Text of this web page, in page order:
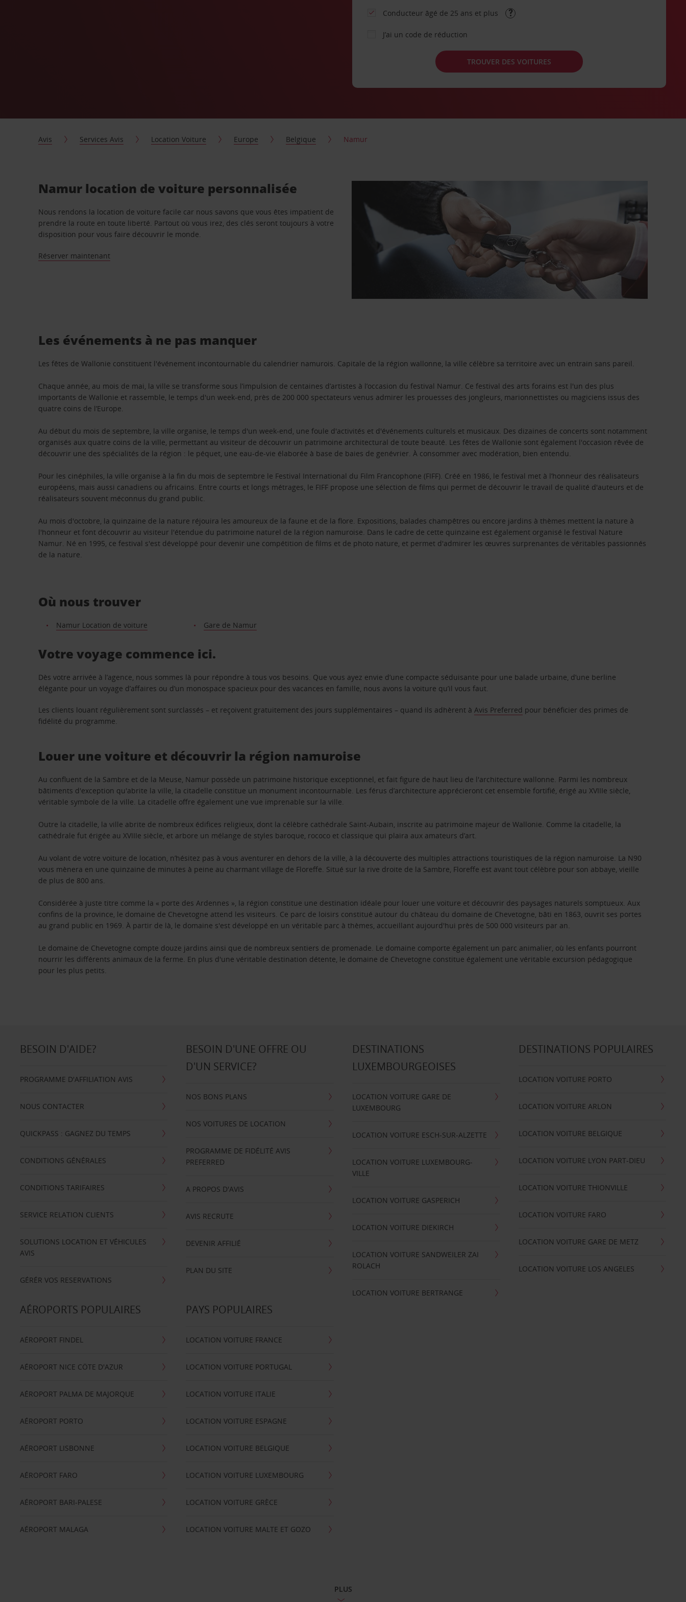
Conducteur âgé de 25 ans et plus
J’ai un code de réduction
TROUVER DES VOITURES
Avis Services Avis Location Voiture Europe Belgique Namur
Namur location de voiture personnalisée
Nous rendons la location de voiture facile car nous savons que vous êtes impatient de
prendre la route en toute liberté. Partout où vous irez, des clés seront toujours à votre
disposition pour vous faire découvrir le monde.
Réserver maintenant
Les événements à ne pas manquer
Les fêtes de Wallonie constituent l'événement incontournable du calendrier namurois. Capitale de la région wallonne, la ville célèbre sa territoire avec un entrain sans pareil.
Chaque année, au mois de mai, la ville se transforme sous l’impulsion de centaines d’artistes à l’occasion du festival Namur. Ce festival des arts forains est l'un des plus
importants de Wallonie et rassemble, le temps d'un week-end, près de 200 000 spectateurs venus admirer les prouesses des jongleurs, marionnettistes ou magiciens issus des
quatre coins de l’Europe.
Au début du mois de septembre, la ville organise, le temps d'un week-end, une foule d'activités et d'événements culturels et musicaux. Des dizaines de concerts sont notamment
organisés aux quatre coins de la ville, permettant au visiteur de découvrir un patrimoine architectural de toute beauté. Les fêtes de Wallonie sont également l'occasion rêvée de
découvrir une des spécialités de la région : le péquet, une eau-de-vie élaborée à base de baies de genévrier. À consommer avec modération, bien entendu.
Pour les cinéphiles, la ville organise à la fin du mois de septembre le Festival International du Film Francophone (FIFF). Créé en 1986, le festival met à l’honneur des réalisateurs
européens, mais aussi canadiens ou africains. Entre courts et longs métrages, le FIFF propose une sélection de films qui permet de découvrir le travail de qualité d'auteurs et de
réalisateurs souvent méconnus du grand public.
Au mois d'octobre, la quinzaine de la nature réjouira les amoureux de la faune et de la flore. Expositions, balades champêtres ou encore jardins à thèmes mettent la nature à
l'honneur et font découvrir au visiteur l'étendue du patrimoine naturel de la région namuroise. Dans le cadre de cette quinzaine est également organisé le festival Nature
Namur. Né en 1995, ce festival s'est développé pour devenir une compétition de films et de photo nature, et permet d'admirer les œuvres surprenantes de véritables passionnés
de la nature.
Où nous trouver
Namur Location de voiture Gare de Namur
Votre voyage commence ici.
Dès votre arrivée à l’agence, nous sommes là pour répondre à tous vos besoins. Que vous ayez envie d’une compacte séduisante pour une balade urbaine, d’une berline
élégante pour un voyage d’affaires ou d’un monospace spacieux pour des vacances en famille, nous avons la voiture qu’il vous faut.
Les clients louant régulièrement sont surclassés – et reçoivent gratuitement des jours supplémentaires – quand ils adhèrent àAvis Preferred pour bénéficier des primes de
fidélité du programme.
Louer une voiture et découvrir la région namuroise
Au confluent de la Sambre et de la Meuse, Namur possède un patrimoine historique exceptionnel, et fait figure de haut lieu de l'architecture wallonne. Parmi les nombreux
bâtiments d'exception qu'abrite la ville, la citadelle constitue un monument incontournable. Les férus d’architecture apprécieront cet ensemble fortifié, érigé au XVIIIe siècle,
véritable symbole de la ville. La citadelle offre également une vue imprenable sur la ville.
Outre la citadelle, la ville abrite de nombreux édifices religieux, dont la célèbre cathédrale Saint-Aubain, inscrite au patrimoine majeur de Wallonie. Comme la citadelle, la
cathédrale fut érigée au XVIIIe siècle, et arbore un mélange de styles baroque, rococo et classique qui plaira aux amateurs d’art.
Au volant de votre voiture de location, n’hésitez pas à vous aventurer en dehors de la ville, à la découverte des multiples attractions touristiques de la région namuroise. La N90
vous mènera en une quinzaine de minutes à peine au charmant village de Floreffe. Situé sur la rive droite de la Sambre, Floreffe est avant tout célèbre pour son abbaye, vieille
de plus de 800 ans.
Considérée à juste titre comme la « porte des Ardennes », la région constitue une destination idéale pour louer une voiture et découvrir des paysages naturels somptueux. Aux
confins de la province, le domaine de Chevetogne attend les visiteurs. Ce parc de loisirs constitué autour du château du domaine de Chevetogne, bâti en 1863, ouvrit ses portes
au grand public en 1969. À partir de là, le domaine s'est développé en un véritable parc à thèmes, accueillant aujourd'hui près de 500 000 visiteurs par an.
Le domaine de Chevetogne compte douze jardins ainsi que de nombreux sentiers de promenade. Le domaine comporte également un parc animalier, où les enfants pourront
nourrir les différents animaux de la ferme. En plus d'une véritable destination détente, le domaine de Chevetogne constitue également une véritable excursion pédagogique
pour les plus petits.
BESOIN D'AIDE?
PROGRAMME D'AFFILIATION AVIS
NOUS CONTACTER
QUICKPASS : GAGNEZ DU TEMPS
CONDITIONS GÉNÉRALES
CONDITIONS TARIFAIRES
SERVICE RELATION CLIENTS
SOLUTIONS LOCATION ET VÉHICULES
AVIS
GÉRÉR VOS RESERVATIONS
BESOIN D'UNE OFFRE OU
D'UN SERVICE?
NOS BONS PLANS
NOS VOITURES DE LOCATION
PROGRAMME DE FIDÉLITÉ AVIS
PREFERRED
A PROPOS D'AVIS
AVIS RECRUTE
DEVENIR AFFILIÉ
PLAN DU SITE
DESTINATIONS
LUXEMBOURGEOISES
LOCATION VOITURE GARE DE
LUXEMBOURG
LOCATION VOITURE ESCH-SUR-ALZETTE
LOCATION VOITURE LUXEMBOURG-
VILLE
LOCATION VOITURE GASPERICH
LOCATION VOITURE DIEKIRCH
LOCATION VOITURE SANDWEILER ZAI
ROLACH
LOCATION VOITURE BERTRANGE
DESTINATIONS POPULAIRES
LOCATION VOITURE PORTO
LOCATION VOITURE ARLON
LOCATION VOITURE BELGIQUE
LOCATION VOITURE LYON PART-DIEU
LOCATION VOITURE THIONVILLE
LOCATION VOITURE FARO
LOCATION VOITURE GARE DE METZ
LOCATION VOITURE LOS ANGELES
AÉROPORTS POPULAIRES
AÉROPORT FINDEL
AÉROPORT NICE CÖTE D'AZUR
AÉROPORT PALMA DE MAJORQUE
AÉROPORT PORTO
AÉROPORT LISBONNE
AÉROPORT FARO
AÉROPORT BARI-PALESE
AÉROPORT MALAGA
PAYS POPULAIRES
LOCATION VOITURE FRANCE
LOCATION VOITURE PORTUGAL
LOCATION VOITURE ITALIE
LOCATION VOITURE ESPAGNE
LOCATION VOITURE BELGIQUE
LOCATION VOITURE LUXEMBOURG
LOCATION VOITURE GRÈCE
LOCATION VOITURE MALTE ET GOZO
PLUS